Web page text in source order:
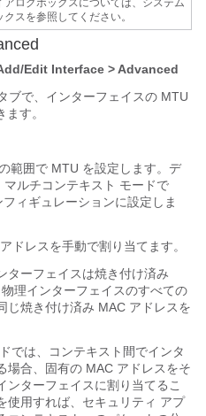
ログボックスについては、システム
スを参照してください。
Edit Interface > Advanced
ブで、インターフェイスの MTU
す。
範囲で MTU を設定します。デ
マルチコンテキスト モードで
ィギュレーションに設定しま
ドレスを手動で割り当てます。
ターフェイスは焼き付け済み
理インターフェイスのすべての
じ焼き付け済み MAC アドレスを
では、コンテキスト間でインタ
場合、固有の MAC アドレスをそ
ンターフェイスに割り当てるこ
使用すれば、セキュリティ アプ